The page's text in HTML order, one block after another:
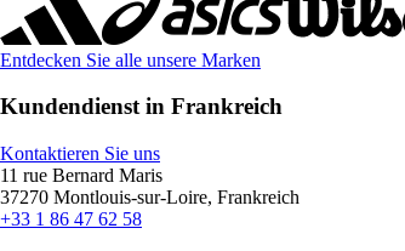
Entdecken Sie alle unsere Marken
Kundendienst in Frankreich
Kontaktieren Sie uns
11 rue Bernard Maris
37270 Montlouis-sur-Loire, Frankreich
+33 1 86 47 62 58